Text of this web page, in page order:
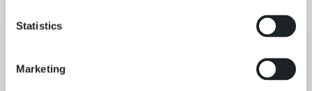
Statistics
Marketing